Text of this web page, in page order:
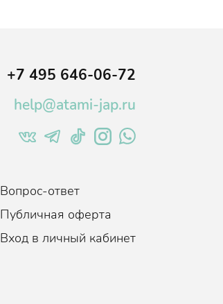
+7 495 646-06-72
help@atami-jap.ru
Вопрос-ответ
Публичная оферта
Вход в личный кабинет